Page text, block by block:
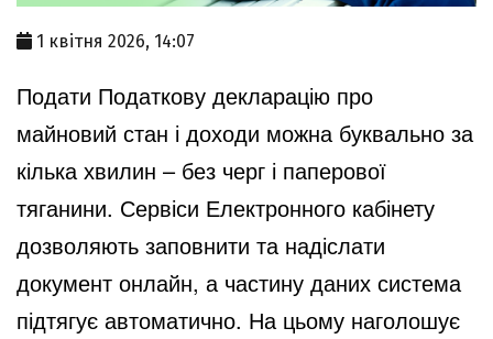
1 квітня 2026, 14:07
Подати Податкову декларацію про
майновий стан і доходи можна буквально за
кілька хвилин – без черг і паперової
тяганини. Сервіси Електронного кабінету
дозволяють заповнити та надіслати
документ онлайн, а частину даних система
підтягує автоматично. На цьому наголошує